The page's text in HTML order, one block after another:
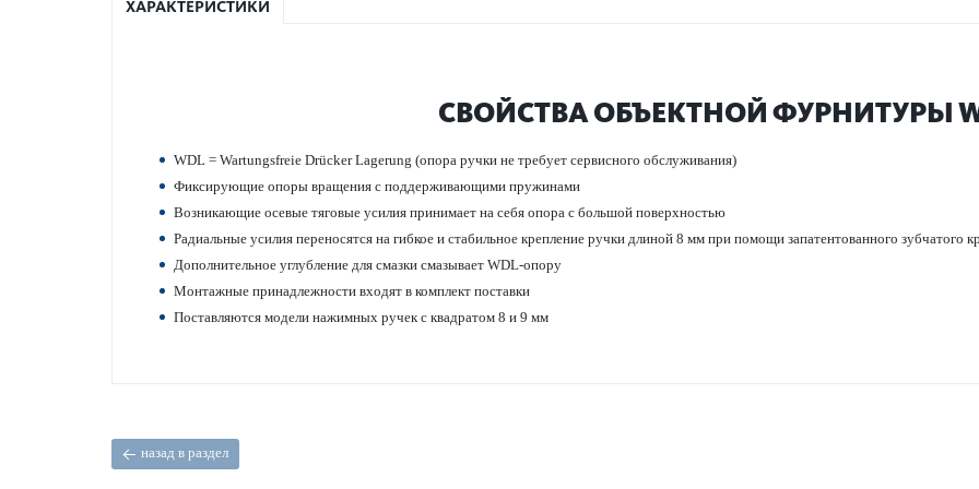
ХАРАКТЕРИСТИКИ
СВОЙСТВА ОБЪЕКТНОЙ ФУРНИТУРЫ
WDL = Wartungsfreie Drücker Lagerung (опора ручки не требует серв­исного обслуживания)
Фиксирующие опоры вращения с поддерживающими пружинами
Возн­и­к­ающие осевые тяговые усилия принимает на себя опора с большой пове­рхно­стью
Радиальные усилия пер­еносятся на гибкое и стабильное креп­ление ручки длиной 8 мм при помощи запатентованного зуб­чатого
Дополнительное углуб­л­ение для смазки смазывает WDL-опору
Монтажные принадлежности входят в комплект пос­т­авки
Пос­т­авляются модели нажимных ручек с квадратом 8 и 9 мм
назад в раздел